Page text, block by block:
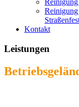
Reinigung
Kontakt
Leistungen